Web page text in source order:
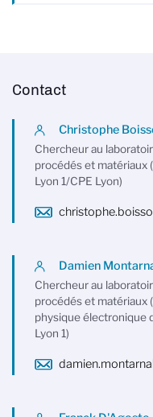
Contact
Christophe
Chercheur au
procédés et matériaux
Lyon 1/CPE Lyon)
Damien
Chercheur au
procédés et matériaux
physique électronique
Lyon 1)